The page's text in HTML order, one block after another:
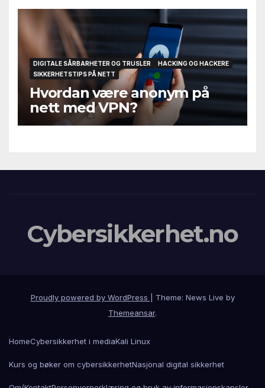
DIGITALE SÅRBARHETER OG TRUSLER
HACKING OG HACKERE
SIKKERHETSTIPS PÅ NETT
Hvordan være anonym på
nett med VPN?
Cybersikkerhet.no
Proudly powered by WordPress
Theme: News Live by
Themeansar.
HomeCybersikkerhet i mediaKali Linux
Kurs og bøker om cybersikkerhetNasjonal digital sikkerhet